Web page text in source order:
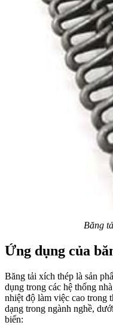
Băng
Ứng dụng của
Băng tải xích thép là sản
dụng trong các hệ thống
nhiệt độ làm việc cao trong
dạng trong ngành nghề,
biến: